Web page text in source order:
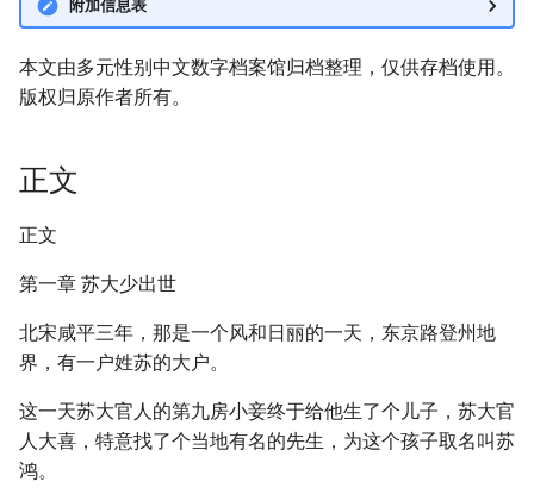
附加信息表
本文由多元性别中文数字档案馆归档整理，仅供存档使用。
版权归原作者所有。
正文
正文
第一章 苏大少出世
北宋咸平三年，那是一个风和日丽的一天，东京路登州地
界，有一户姓苏的大户。
这一天苏大官人的第九房小妾终于给他生了个儿子，苏大官
人大喜，特意找了个当地有名的先生，为这个孩子取名叫苏
鸿。